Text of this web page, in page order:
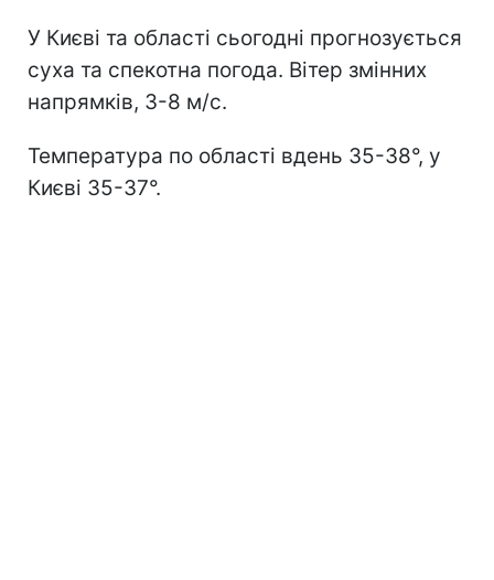
У Києві та області сьогодні прогнозується
суха та спекотна погода. Вітер змінних
напрямків, 3-8 м/с.
Температура по області вдень 35-38°, у
Києві 35-37°.